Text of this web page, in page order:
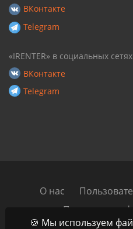
ВКонтакте
Telegram
«IRENTER» в социальных
ВКонтакте
Telegram
О нас
Политика
🍪 Мы используем